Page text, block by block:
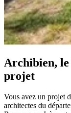
Archibien,
projet
Vous avez un projet
architectes du